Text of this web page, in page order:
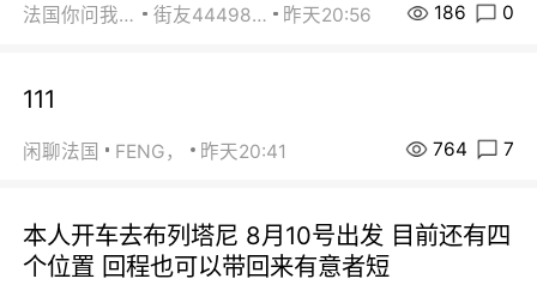
法国你问我答 街友44498484 昨天20:56 186 0
111
闲聊法国 FENG， 昨天20:41 764 7
本人开车去布列塔尼 8月10号出发 目前还有四
个位置 回程也可以带回来有意者短